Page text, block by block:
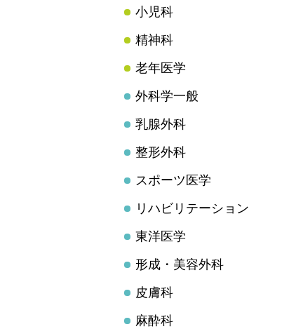
小児科
精神科
老年医学
外科学一般
乳腺外科
整形外科
スポーツ医学
リハビリテーション
東洋医学
形成・美容外科
皮膚科
麻酔科